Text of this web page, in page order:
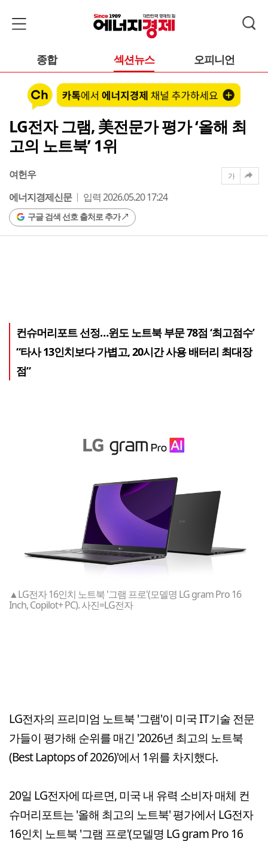
종합 섹션뉴스 오피니언
LG전자 그램, 美전문가 평가 ‘올해 최
고의 노트북’ 1위
여헌우
에너지경제신문
입력 2026.05.20 17:24
구글 검색 선호 출처로 추가
가
컨슈머리포트 선정…윈도 노트북 부문 78점 ‘최고점수’
“타사 13인치보다 가볍고, 20시간 사용 배터리 최대장
점”
▲LG전자 16인치 노트북 '그램 프로'(모델명 LG gram Pro 16
Inch, Copilot+ PC). 사진=LG전자
LG전자의 프리미엄 노트북 '그램'이 미국 IT기술 전문
가들이 평가해 순위를 매긴 '2026년 최고의 노트북
(Best Laptops of 2026)'에서 1위를 차지했다.
20일 LG전자에 따르면, 미국 내 유력 소비자 매체 컨
슈머리포트는 '올해 최고의 노트북' 평가에서 LG전자
16인치 노트북 '그램 프로'(모델명 LG gram Pro 16